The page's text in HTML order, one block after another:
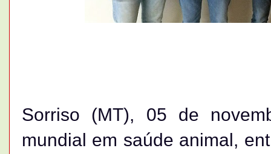
Sorriso (MT), 05 de
mundial em saúde animal,